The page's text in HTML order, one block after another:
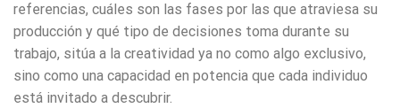
referencias, cuáles son las fases por las que atraviesa su
producción y qué tipo de decisiones toma durante su
trabajo, sitúa a la creatividad ya no como algo exclusivo,
sino como una capacidad en potencia que cada individuo
está invitado a descubrir.